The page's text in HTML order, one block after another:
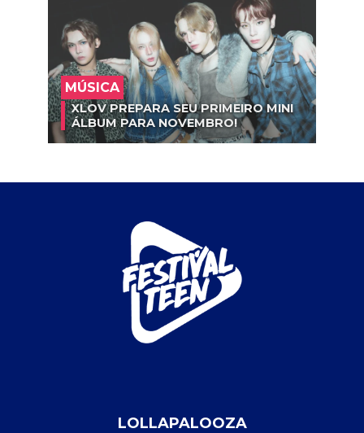
MÚSICA
XLOV PREPARA SEU PRIMEIRO MINI
ÁLBUM PARA NOVEMBRO!
LOLLAPALOOZA